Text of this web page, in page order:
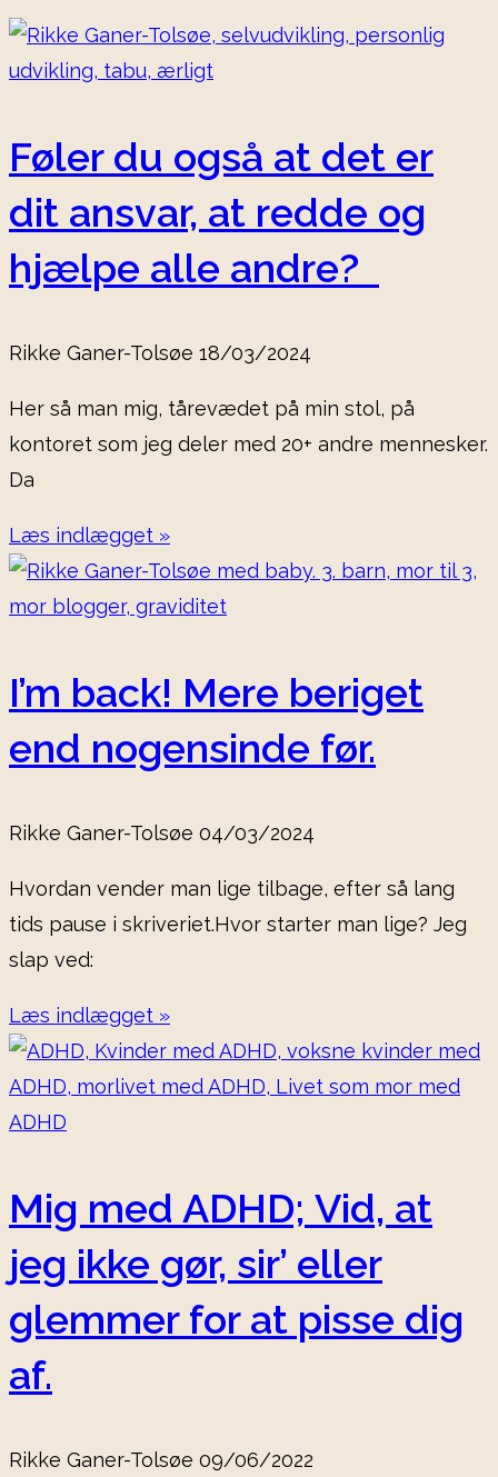
Føler du også at det er
dit ansvar, at redde og
hjælpe alle andre?
Rikke Ganer-Tolsøe 18/03/2024
Her så man mig, tårevædet på min stol, på
kontoret som jeg deler med 20+ andre mennesker.
Da
Læs indlægget »
I’m back! Mere beriget
end nogensinde før.
Rikke Ganer-Tolsøe 04/03/2024
Hvordan vender man lige tilbage, efter så lang
tids pause i skriveriet.Hvor starter man lige? Jeg
slap ved:
Læs indlægget »
Mig med ADHD; Vid, at
jeg ikke gør, sir’ eller
glemmer for at pisse dig
af.
Rikke Ganer-Tolsøe 09/06/2022